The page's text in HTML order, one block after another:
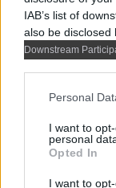
IAB’s list of
also be disclosed
Downstream
Please note that
not limited to
grant or deny
use your data
consent section.
Personal
I want to
personal
Opted In
I want to
helyszínt és
szükség. A
piacon
össze a
színesítenék
palettáját.